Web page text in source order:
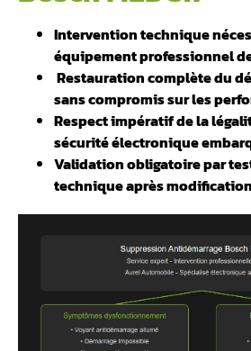
Intervention technique
équipement professionnel
Restauration complète du
sans compromis sur les
Respect impératif de la
sécurité électronique
Validation obligatoire par
technique après modification